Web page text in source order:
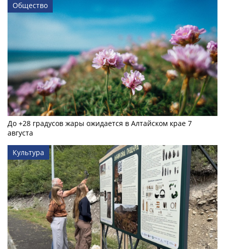
Общество
До +28 градусов жары ожидается в Алтайском крае 7
августа
Культура